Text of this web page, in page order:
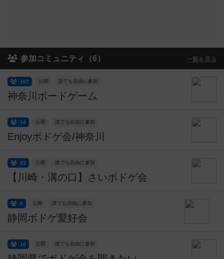
参加コミュニティ（6） 一覧を見る
神奈川ボードゲーム
公開 誰でも自由に参加
167
Enjoyボドゲ会/神奈川
公開 誰でも自由に参加
14
【川崎・溝の口】さいボドゲ会
公開 誰でも自由に参加
23
静岡ボドゲ愛好会
公開 誰でも自由に参加
9
公開 誰でも自由に参加
10